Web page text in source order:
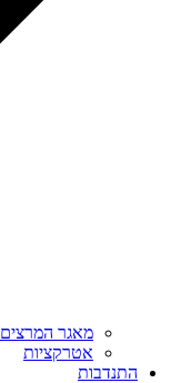
מאגר המרצים
אטרקציות
התנדבות